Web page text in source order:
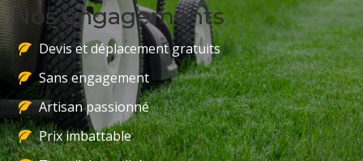
Nos engagements
Devis et déplacement gratuits
Sans engagement
Artisan passionné
Prix imbattable